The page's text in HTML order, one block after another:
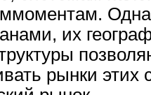
их
рынки этих